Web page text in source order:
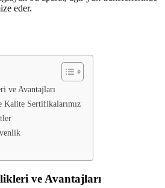
eder.
ve Avantajları
Kalite Sertifikalarımız
ve Avantajları